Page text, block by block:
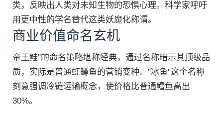
类，反映出人类对未知生物的恐惧心理。科学家呼吁
用更中性的学名替代这类妖魔化称谓。
商业价值命名玄机
帝王鲑"的命名策略堪称经典，通过名称暗示其顶级品
质，实际是普通虹鳟鱼的营销变种。"冰鱼"这个名称
刻意强调冷链运输概念，使价格比普通鳕鱼高出
30%。